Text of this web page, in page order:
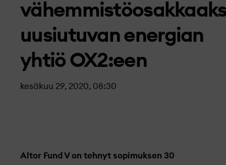
uusiutuvan energian
yhtiö OX2:een
kesäkuu 29, 2020, 08:30
Altor Fund V on tehnyt sopimuksen 30